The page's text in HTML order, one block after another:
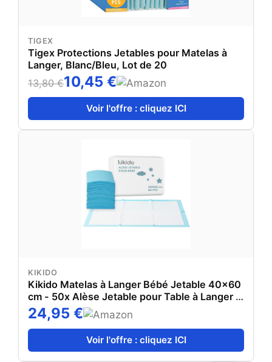
TIGEX
Tigex Protections Jetables pour Matelas à
Langer, Blanc/Bleu, Lot de 20
13,80 €10,45 €
Voir l'offre : cliquez ICI
KIKIDO
Kikido Matelas à Langer Bébé Jetable 40x60
cm - 50x Alèse Jetable pour Table à Langer -
Serviettes pour Changer les Couches -
Douces, Absorbantes et Imperméables -
Alèses à Langer pour Bébé 60x40 cm
24,95 €
Voir l'offre : cliquez ICI